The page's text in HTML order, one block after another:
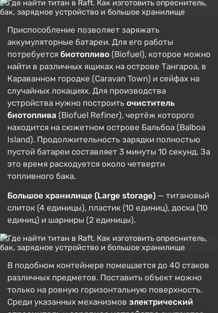
Приспособление позволяет заряжать
аккумуляторные батареи. Для его работы
потребуется биотопливо (Biofuel), которое можно
найти в различных ящиках на острове Тангароа, в
Караванном городке (Caravan Town) и сейфах на
случайных локациях. Для производства
устройства нужно построить очиститель
биотоплива (Biofuel Refiner), чертёж которого
находится на сюжетном острове Бальбоа (Balboa
Island). Продолжительность зарядки полностью
пустой батареи составляет 3 минуты 10 секунд. За
это время расходуется около четверти
топливного бака.
Большое хранилище (Large storage) — титановый
слиток (4 единицы), пластик (10 единиц), доска (10
единиц) и шарниры (2 единицы).
В подобном контейнере помещается до 40 стаков
различных предметов. Поставить объект можно
только на ровную горизонтальную поверхность.
Среди указанных механизмов электрический